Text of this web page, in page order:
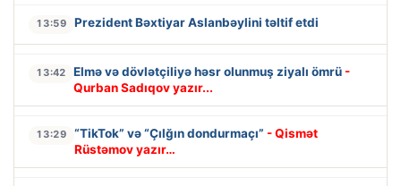
13:59 Prezident Bəxtiyar Aslanbəylini təltif etdi
13:42 Elmə və dövlətçiliyə həsr olunmuş ziyalı ömrü -
Qurban Sadıqov yazır...
13:29 “TikTok” və “Çılğın dondurmaçı” - Qismət
Rüstəmov yazır…